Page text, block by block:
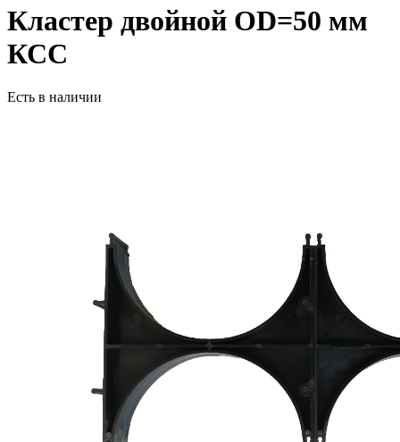
Кластер двойной OD=50 мм
КСС
Есть в наличии